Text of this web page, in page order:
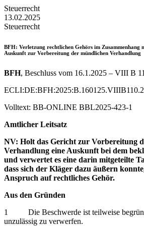
Steuerrecht
13.02.2025
Steuerrecht
BFH: Verletzung rechtlichen Gehörs im Zusammenhang
Auskunft zur Vorbereitung der mündlichen Verhandlung
BFH, Beschluss vom 16.1.2025 – VIII B
Volltext: BB-ONLINE BBL2025-423-1
Amtlicher Leitsatz
NV: Holt das Gericht zur Vorbereitung
Verhandlung eine Aus­kunft bei dem
und verwertet es eine darin mitgeteilte
dass sich der Kläger dazu äußern
Anspruch auf rechtliches Gehör.
Aus den Gründen
1 Die Beschwerde ist teilweise
unzulässig zu verwerfen.